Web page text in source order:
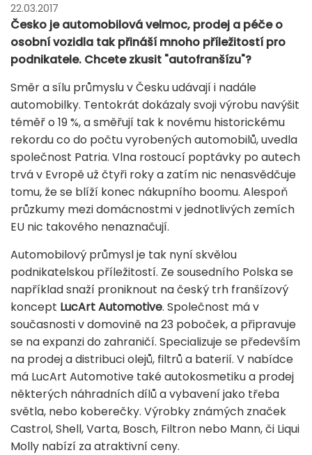
22.03.2017
Česko je automobilová velmoc, prodej a péče o
osobní vozidla tak přináší mnoho příležitostí pro
podnikatele. Chcete zkusit "autofranšízu"?
Směr a sílu průmyslu v Česku udávají i nadále
automobilky. Tentokrát dokázaly svoji výrobu navýšit
téměř o 19 %, a směřují tak k novému historickému
rekordu co do počtu vyrobených automobilů, uvedla
společnost Patria. Vlna rostoucí poptávky po autech
trvá v Evropě už čtyři roky a zatím nic nenasvědčuje
tomu, že se blíží konec nákupního boomu. Alespoň
průzkumy mezi domácnostmi v jednotlivých zemích
EU nic takového nenaznačují.
Automobilový průmysl je tak nyní skvělou
podnikatelskou příležitostí. Ze sousedního Polska se
například snaží proniknout na český trh franšízový
koncept LucArt Automotive. Společnost má v
současnosti v domovině na 23 poboček, a připravuje
se na expanzi do zahraničí. Specializuje se především
na prodej a distribuci olejů, filtrů a baterií. V nabídce
má LucArt Automotive také autokosmetiku a prodej
některých náhradních dílů a vybavení jako třeba
světla, nebo koberečky. Výrobky známých značek
Castrol, Shell, Varta, Bosch, Filtron nebo Mann, či Liqui
Molly nabízí za atraktivní ceny.